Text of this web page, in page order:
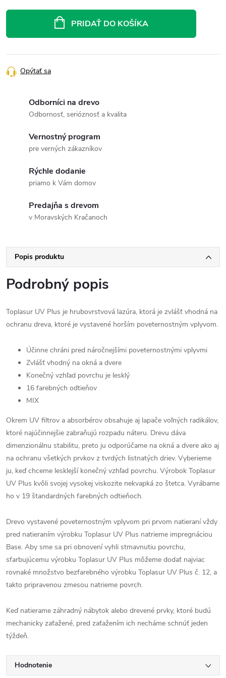
PRIDAŤ DO KOŠÍKA
Opýtať sa
Odborníci na drevo
Odbornosť, serióznosť a kvalita
Vernostný program
pre verných zákazníkov
Rýchle dodanie
priamo k Vám domov
Predajňa s drevom
v Moravských Kračanoch
Popis produktu
Podrobný popis
Toplasur UV Plus je hrubovrstvová lazúra, ktorá je zvlášť vhodná na
ochranu dreva, ktoré je vystavené horším poveternostným vplyvom.
Účinne chráni pred náročnejšími poveternostnými vplyvmi
Zvlášť vhodný na okná a dvere
Konečný vzhľad povrchu je lesklý
16 farebných odtieňov
MIX
Okrem UV filtrov a absorbérov obsahuje aj lapače voľných radikálov,
ktoré najúčinnejšie zabraňujú rozpadu náteru. Drevu dáva
dimenzionálnu stabilitu, preto ju odporúčame na okná a dvere ako aj
na ochranu všetkých prvkov z tvrdých listnatých driev. Vyberieme
ju, keď chceme lesklejší konečný vzhľad povrchu. Výrobok Toplasur
UV Plus kvôli svojej vysokej viskozite nekvapká zo štetca. Vyrábame
ho v 19 štandardných farebných odtieňoch.
Drevo vystavené poveternostným vplyvom pri prvom natieraní vždy
pred natieraním výrobku Toplasur UV Plus natrieme impregnáciou
Base. Aby sme sa pri obnovení vyhli stmavnutiu povrchu,
sfarbujúcemu výrobku Toplasur UV Plus môžeme dodať najviac
rovnaké množstvo bezfarebného výrobku Toplasur UV Plus č. 12, a
takto pripravenou zmesou natrieme povrch.
Keď natierame záhradný nábytok alebo drevené prvky, ktoré budú
mechanicky zaťažené, pred zaťažením ich necháme schnúť jeden
týždeň.
Hodnotenie